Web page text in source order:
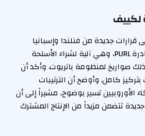
لكييف
قرارات جديدة من فنلندا وإسبانيا
للمساهمة في مبادرة PURL، وهي آلية لشراء الأسلحة
صواريخ لمنظومة باتريوت. وأكد أن
كامل. وأوضح أن الترتيبات
الأوروبيين تسير بوضوح، مشيراً إلى أن
تتضمن مزيداً من الإنتاج المشترك